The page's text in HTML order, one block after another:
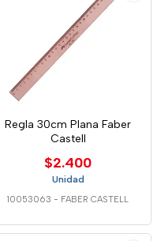
Regla 30cm Plana Faber
Castell
$2.400
Unidad
10053063 - FABER CASTELL